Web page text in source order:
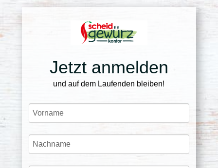
Jetzt anmelden
und auf dem Laufenden bleiben!